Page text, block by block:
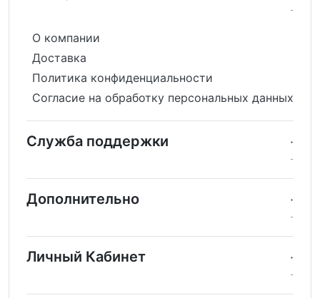
О компании
Доставка
Политика конфиденциальности
Согласие на обработку персональных данных
Служба поддержки
Дополнительно
Личный Кабинет